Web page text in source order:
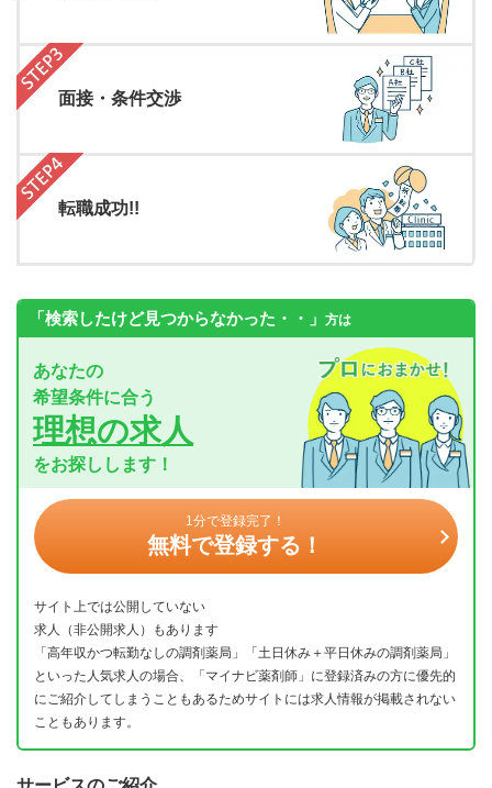
面接・条件交渉
転職成功!!
「検索したけど見つからなかった・・」 方は
あなたの
希望条件に合う
理想の求人
をお探しします！
1分で登録完了！
無料で登録する！
サイト上では公開していない
求人（非公開求人）もあります
「高年収かつ転勤なしの調剤薬局」「土日休み＋平日休みの調剤薬局」
といった人気求人の場合、「マイナビ薬剤師」に登録済みの方に優先的
にご紹介してしまうこともあるためサイトには求人情報が掲載されない
こともあります。